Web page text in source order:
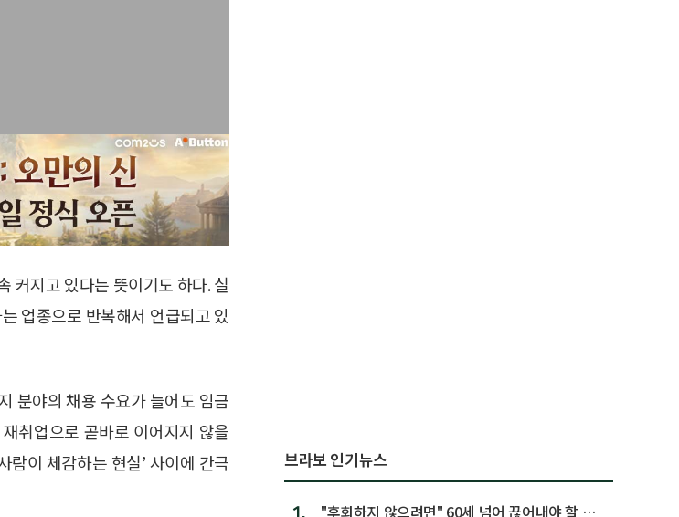
커지고 있다는 뜻이기도 하다. 실
업종으로 반복해서 언급되고 있
분야의 채용 수요가 늘어도 임금
취업으로 곧바로 이어지지 않을
람이 체감하는 현실’ 사이에 간극
브라보 인기뉴스
"후회하지 않으려면" 60세 넘어 끊어내야 할 사